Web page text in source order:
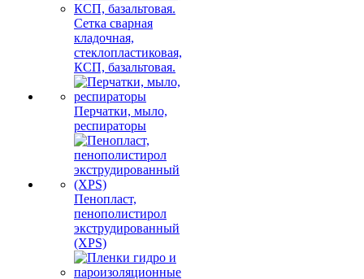
Сетка сварная
кладочная,
стеклопластиковая,
КСП, базальтовая.
Перчатки, мыло,
респираторы
Пенопласт,
пенополистирол
экструдированный
(XPS)